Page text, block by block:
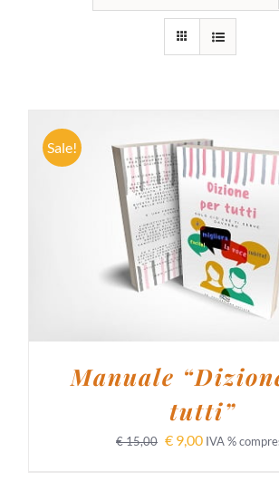
Sale!
AGGIUNGI AL CARRELLO /
Manuale
tutti”
€15,00 € 9,00 IVA %